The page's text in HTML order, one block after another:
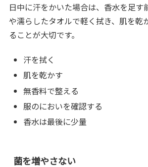
日中に汗をかいた場合は、香水を足す
や濡らしたタオルで軽く拭き、肌を乾
ることが大切です。
汗を拭く
肌を乾かす
無香料で整える
服のにおいを確認する
香水は最後に少量
菌を増やさない